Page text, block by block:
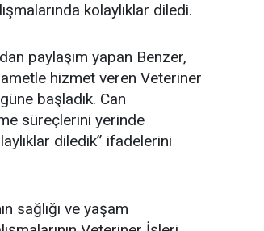
kolaylıklar diledi.
paylaşım yapan Benzer,
hizmet veren Veteriner
başladık. Can
süreçlerini yerinde
diledik” ifadelerini
sağlığı ve yaşam